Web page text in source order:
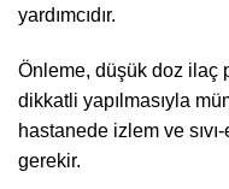
yardımcıdır.
Önleme, düşük doz ilaç
dikkatli yapılmasıyla
hastanede izlem ve
gerekir.